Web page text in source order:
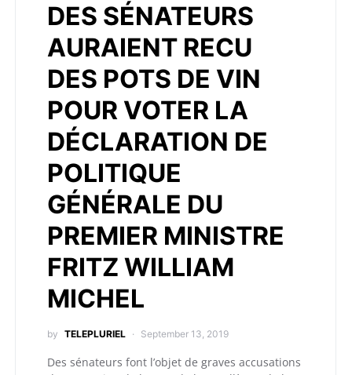
DES SÉNATEURS
AURAIENT RECU
DES POTS DE VIN
POUR VOTER LA
DÉCLARATION DE
POLITIQUE
GÉNÉRALE DU
PREMIER MINISTRE
FRITZ WILLIAM
MICHEL
by TELEPLURIEL September 13, 2019
Des sénateurs font l’objet de graves accusations